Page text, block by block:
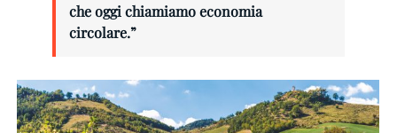
che oggi chiamiamo economia
circolare.”